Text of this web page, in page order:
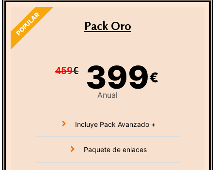
Pack Oro
459€ 399€
Anual
Incluye Pack Avanzado +
Paquete de enlaces
POPULAR